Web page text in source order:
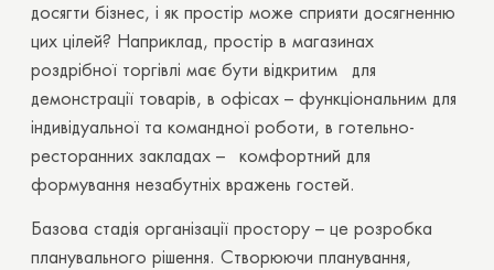
досягти бізнес, і як простір може сприяти досягненню
цих цілей? Наприклад, простір в магазинах
роздрібної торгівлі має бути відкритим для
демонстрації товарів, в офісах – функціональним для
індивідуальної та командної роботи, в готельно-
ресторанних закладах – комфортний для
формування незабутніх вражень гостей.
Базова стадія організації простору – це розробка
планувального рішення. Створюючи планування,